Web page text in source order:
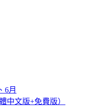
6月
中文版+免費版）